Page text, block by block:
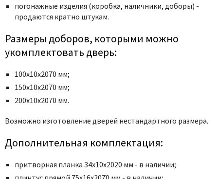
погонажные изделия (коробка, наличники, доборы) -
продаются кратно штукам.
Размеры доборов, которыми можно
укомплектовать дверь:
100х10х2070 мм;
150х10х2070 мм;
200х10х2070 мм.
Возможно изготовление дверей нестандартного размера.
Дополнительная комплектация:
притворная планка 34х10х2020 мм - в наличии;